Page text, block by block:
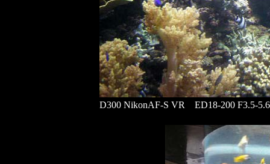
D300 NikonAF-S VR ED18-200 F3.5-